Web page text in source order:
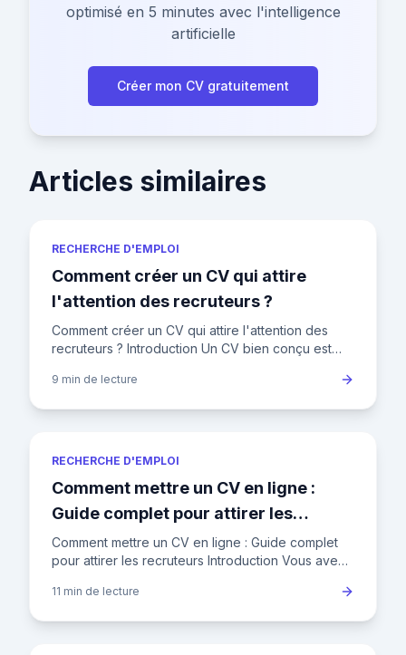
optimisé en 5 minutes avec l'intelligence
artificielle
Créer mon CV gratuitement
Articles similaires
RECHERCHE D'EMPLOI
Comment créer un CV qui attire
l'attention des recruteurs ?
Comment créer un CV qui attire l'attention des
recruteurs ? Introduction Un CV bien conçu est
Mais avec les r
9 min de lecture
RECHERCHE D'EMPLOI
Comment mettre un CV en ligne :
Guide complet pour attirer les
recruteurs
Comment mettre un CV en ligne : Guide complet
pour attirer les recruteurs Introduction Vous avez
ordinateur ? Pu
11 min de lecture